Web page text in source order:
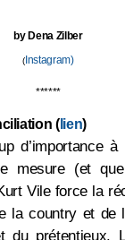
by Dena Zilber
( Instagram)
******
(lien)
d’importance
mesure (et que
Vile force la
la country et de
du prétentieux.